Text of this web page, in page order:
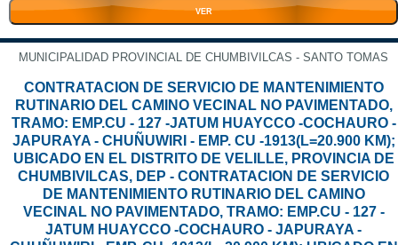
VER
MUNICIPALIDAD PROVINCIAL DE CHUMBIVILCAS - SANTO TOMAS
CONTRATACION DE SERVICIO DE MANTENIMIENTO
RUTINARIO DEL CAMINO VECINAL NO PAVIMENTADO,
TRAMO: EMP.CU - 127 -JATUM HUAYCCO -COCHAURO -
JAPURAYA - CHUÑUWIRI - EMP. CU -1913(L=20.900 KM);
UBICADO EN EL DISTRITO DE VELILLE, PROVINCIA DE
CHUMBIVILCAS, DEP - CONTRATACION DE SERVICIO
DE MANTENIMIENTO RUTINARIO DEL CAMINO
VECINAL NO PAVIMENTADO, TRAMO: EMP.CU - 127 -
JATUM HUAYCCO -COCHAURO - JAPURAYA -